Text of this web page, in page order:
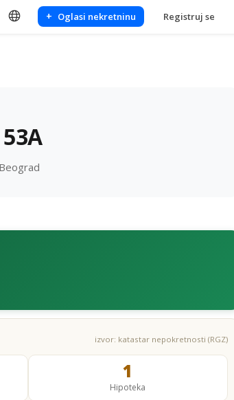
+ Oglasi nekretninu Registruj se
izvor: katastar nepokretnosti (RGZ)
1
Hipoteka